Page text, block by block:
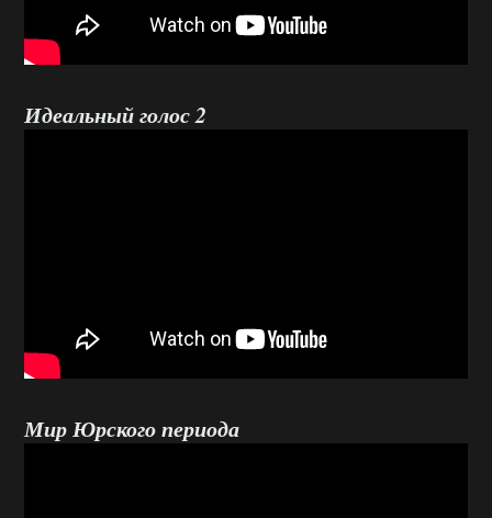
Идеальный голос 2
Мир Юрского периода